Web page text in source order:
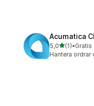
Acumatica
5,0av 5 stjärnor
(1)
1 recensioner
•Gratis
Hantera ordrar